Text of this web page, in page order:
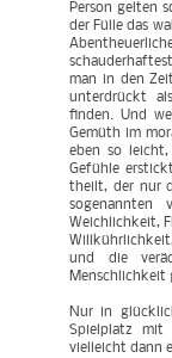
Person gelten
der Fülle das
man in den
unterdrückt
finden. Und
Gemüth im
eben so
Gefühle
theilt, der nur
sogenannten
Weichlichkeit,
und die
Menschlichkeit
Nur in
Spielplatz mit
vielleicht dann